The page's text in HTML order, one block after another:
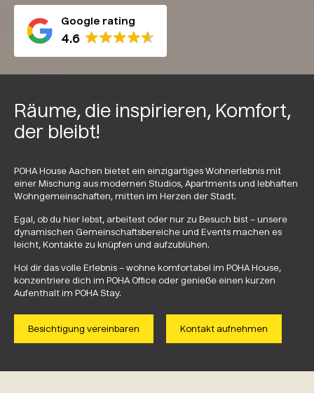
Google rating
4.6
Räume, die inspirieren, Komfort,
der bleibt!
POHA House Aachen bietet ein einzigartiges Wohnerlebnis mit
einer Mischung aus modernen Studios, Apartments und lebhaften
Wohngemeinschaften, mitten im Herzen der Stadt.
Egal, ob du hier lebst, arbeitest oder nur zu Besuch bist – unsere
dynamischen Gemeinschaftsbereiche und Events machen es
leicht, Kontakte zu knüpfen und aufzublühen.
Hol dir das volle Erlebnis – wohne komfortabel im POHA House,
konzentriere dich im POHA Office oder genieße einen kurzen
Aufenthalt im POHA Stay.
Besichtigung vereinbaren Kontakt aufnehmen